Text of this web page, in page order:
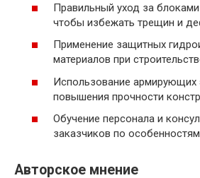
Правильный уход за
чтобы избежать трещин и
Применение защитных
материалов при
Использование армирующих
повышения прочности
Обучение персонала и
заказчиков по
Авторское мнение